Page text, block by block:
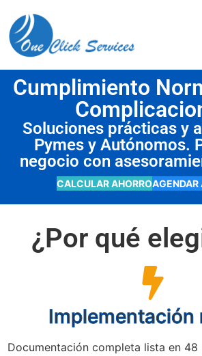
Cumplimiento
Soluciones prácticas y
Pymes y Autónomos.
negocio con
CALCULAR AHORROAGENDAR
¿Por qué
Implementación
Documentación completa lista en 48